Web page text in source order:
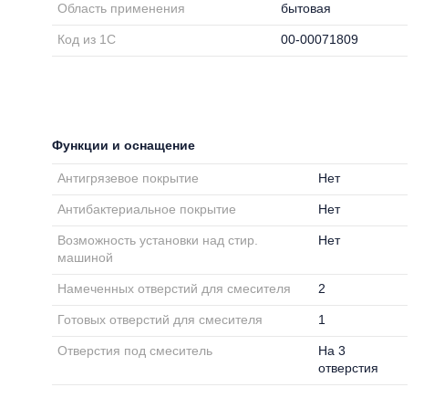
Область применения бытовая
Код из 1С 00-00071809
Функции и оснащение
Антигрязевое покрытие Нет
Антибактериальное покрытие Нет
Возможность установки над стир.
машиной
Нет
Намеченных отверстий для смесителя 2
Готовых отверстий для смесителя 1
Отверстия под смеситель
На 3
отверстия